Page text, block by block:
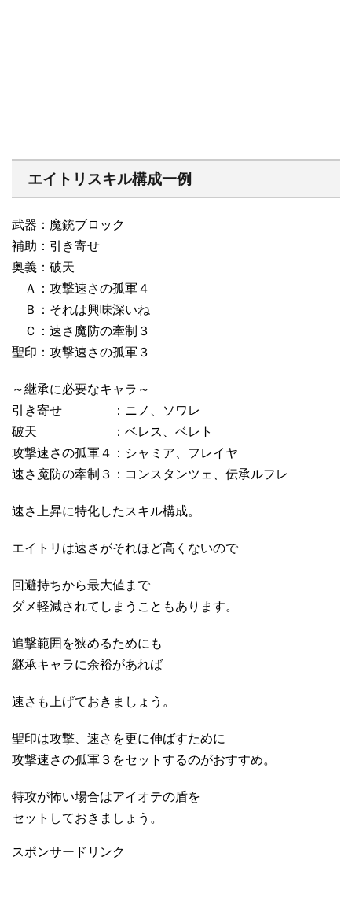
エイトリスキル構成一例
武器：魔銃ブロック
補助：引き寄せ
奥義：破天
Ａ：攻撃速さの孤軍４
Ｂ：それは興味深いね
Ｃ：速さ魔防の牽制３
聖印：攻撃速さの孤軍３
～継承に必要なキャラ～
引き寄せ ：ニノ、ソワレ
破天 ：ベレス、ベレト
攻撃速さの孤軍４：シャミア、フレイヤ
速さ魔防の牽制３：コンスタンツェ、伝承ルフレ
速さ上昇に特化したスキル構成。
エイトリは速さがそれほど高くないので
回避持ちから最大値まで
ダメ軽減されてしまうこともあります。
追撃範囲を狭めるためにも
継承キャラに余裕があれば
速さも上げておきましょう。
聖印は攻撃、速さを更に伸ばすために
攻撃速さの孤軍３をセットするのがおすすめ。
特攻が怖い場合はアイオテの盾を
セットしておきましょう。
スポンサードリンク